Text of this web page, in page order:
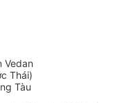
Vedan
Thái)
Tàu